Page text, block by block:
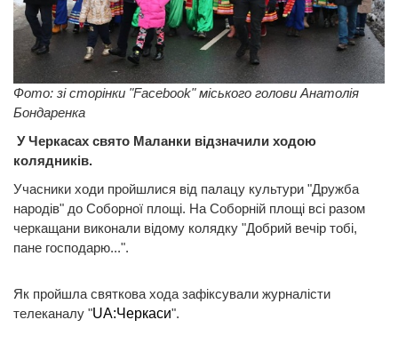
Фото: зі сторінки "Facebook" міського голови Анатолія
Бондаренка
У Черкасах свято Маланки відзначили ходою
колядників.
Учасники ходи пройшлися від палацу культури "Дружба
народів" до Соборної площі. На Соборній площі всі разом
черкащани виконали відому колядку "Добрий вечір тобі,
пане господарю...".
Як пройшла святкова хода зафіксували журналісти
телеканалу "UA:Черкаси".